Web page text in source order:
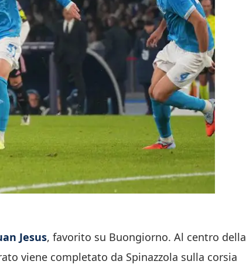
Jesus, favorito su Buongiorno. Al centro della
viene completato da Spinazzola sulla corsia